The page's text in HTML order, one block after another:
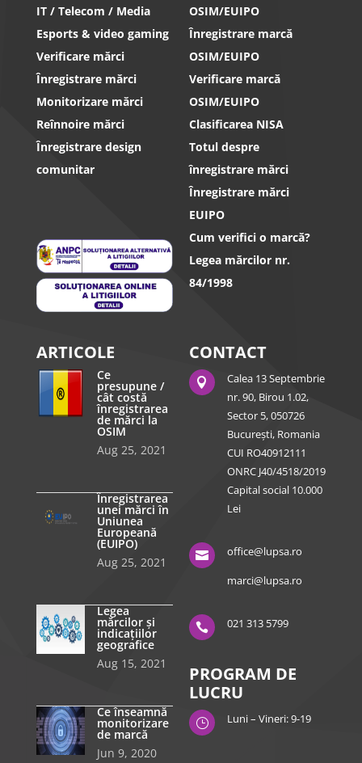
IT / Telecom / Media
Esports & video gaming
Verificare mărci
Înregistrare mărci
Monitorizare mărci
Reînnoire mărci
Înregistrare design
comunitar
OSIM/EUIPO
Înregistrare marcă
OSIM/EUIPO
Verificare marcă
OSIM/EUIPO
Clasificarea NISA
Totul despre
înregistrare mărci
Înregistrare mărci
EUIPO
Cum verifici o marcă?
Legea mărcilor nr.
84/1998
ARTICOLE
Ce
presupune /
cât costă
înregistrarea
de mărci la
OSIM
Aug 25, 2021
Înregistrarea
unei mărci în
Uniunea
Europeană
(EUIPO)
Aug 25, 2021
Legea
mărcilor și
indicațiilor
geografice
Aug 15, 2021
Ce înseamnă
monitorizare
de marcă
Jun 9, 2020
CONTACT

Calea 13 Septembrie
nr. 90, Birou 1.02,
Sector 5, 050726
București, Romania
CUI RO40912111
ONRC J40/4518/2019
Capital social 10.000
Lei

office@lupsa.ro
marci@lupsa.ro
 021 313 5799
PROGRAM DE
LUCRU
} Luni – Vineri: 9-19